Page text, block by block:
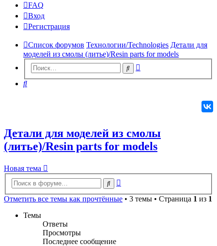
FAQ
Вход
Регистрация
Список форумов Технологии/Technologies Детали для
моделей из смолы (литье)/Resin parts for models
Поиск
Поиск
Детали для моделей из смолы
(литье)/Resin parts for models
Новая
тема
Новая тема
Поиск
Отметить все темы как прочтённые • 3 темы • Страница 1 из 1
Темы
Ответы
Просмотры
Последнее сообщение